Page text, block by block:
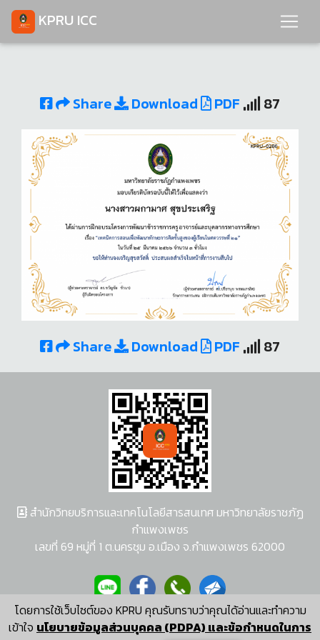
KPRU ICC
Share Download PDF 87
Share Download PDF 87
โดยการใช้เว็บไซต์ของ KPRU คุณรับทราบว่าคุณได้อ่านและทำความ
เข้าใจ นโยบายข้อมูลส่วนบุคคล (PDPA) และข้อกำหนดในการ
สำนักวิทยบริการและเทคโนโลยีสารสนเทศ มหาวิทยาลัยราชภัฏ
กำแพงเพชร
เลขที่ 69 หมู่ที่ 1 ต.นครชุม อ.เมือง จ.กำแพงเพชร 62000
ผู้พัฒนาระบบ อนุชา พวงผกา